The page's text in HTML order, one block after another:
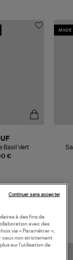
€
Basil Vert
MADE
à des fins de
avec des
via « Paramétrer »,
ceux non strictement
sur l’utilisation de
Continuer sans accepter